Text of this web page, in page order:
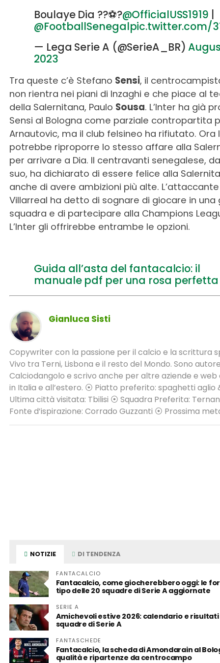
Boulaye Dia ??⚽️?@OfficialUSS1919
@FootballSenegalpic.twitter.com/
— Lega Serie A (@SerieA_BR)
2023
Tra queste c’è Stefano Sensi, il
non rientra nei piani di Inzaghi e che piace al
della Salernitana, Paulo Sousa. L’Inter ha già
Sensi al Bologna come parziale contropartita
Arnautovic, ma il club felsineo ha rifiutato. Ora
potrebbe riproporre lo stesso affare alla
per arrivare a Dia. Il centravanti senegalese,
suo, ha dichiarato di essere felice alla
anche di avere ambizioni più alte.
Villarreal ha detto di sognare di giocare in una
squadra e di partecipare alla Champions
L’Inter gli offrirebbe entrambe le opzioni.
Guida all’asta del fantacalcio: il
manuale pdf per una rosa perfetta
Gianluca Sisti
Copywriter con la passione per il calcio e la scrittura
Vivo tra Terni, Lisbona e il resto del Mondo. Sono
Calciodangolo e scrivo anche per altre aziende e web
in Italia e all’estero. ⦿ Piatto preferito: spaghetti aglio
Ultima città visitata: Tbilisi ⦿ Squadra Preferita:
Fonte d’ispirazione: Corrado Guzzanti ⦿ Prossima
NOTIZIE DI TENDENZA
FANTACALCIO
Fantacalcio, come giocherebbero oggi: le
tipo delle 20 squadre di Serie A aggiornate
SERIE A
Amichevoli estive 2026: calendario e risultati
squadre di Serie A
FANTASCHEDE
Fantacalcio, la scheda di Amondarain al
qualità e ripartenze da centrocampo